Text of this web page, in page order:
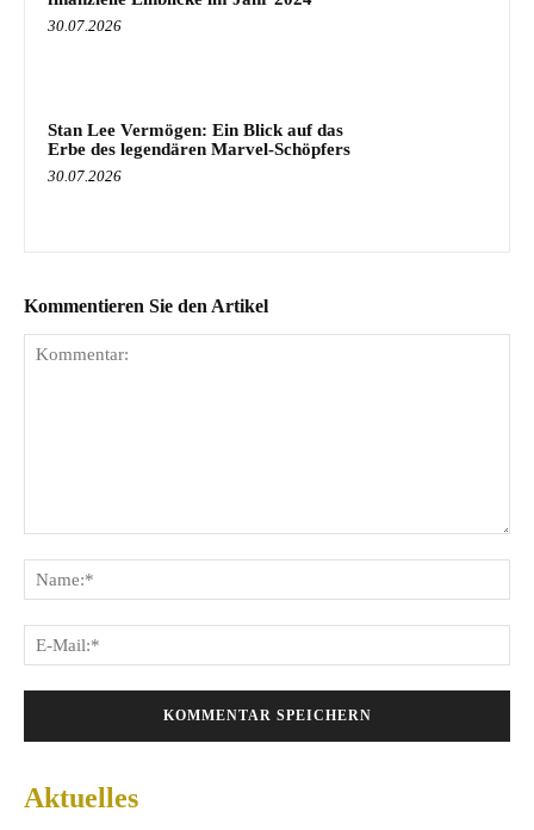
30.07.2026
Stan Lee Vermögen: Ein Blick auf das
Erbe des legendären Marvel-Schöpfers
30.07.2026
Kommentieren Sie den Artikel
Aktuelles